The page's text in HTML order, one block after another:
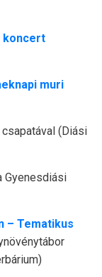
koncert
muri
(Diási
Gyenesdiási
– Tematikus